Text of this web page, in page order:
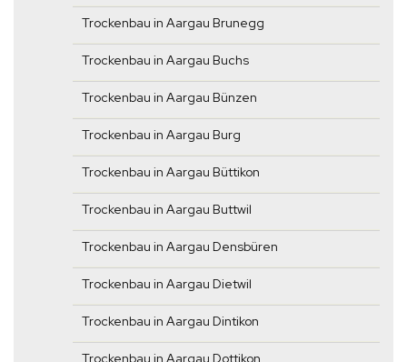
Trockenbau in Aargau Brunegg
Trockenbau in Aargau Buchs
Trockenbau in Aargau Bünzen
Trockenbau in Aargau Burg
Trockenbau in Aargau Büttikon
Trockenbau in Aargau Buttwil
Trockenbau in Aargau Densbüren
Trockenbau in Aargau Dietwil
Trockenbau in Aargau Dintikon
Trockenbau in Aargau Dottikon